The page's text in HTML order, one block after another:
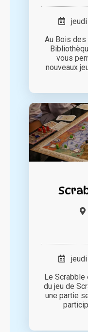
jeudi
Au Bois des
vous
nouveaux
jeudi
Le Scrabble
du jeu de
une partie